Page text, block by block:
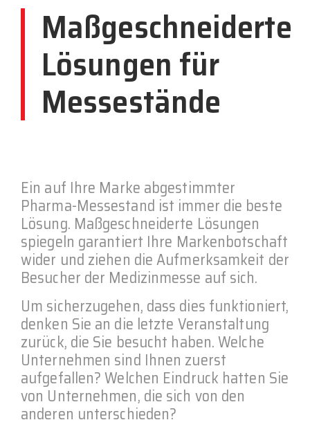
Maßgeschneiderte
Lösungen für
Messestände
Ein auf Ihre Marke abgestimmter
Pharma-Messestand ist immer die beste
Lösung. Maßgeschneiderte Lösungen
spiegeln garantiert Ihre Markenbotschaft
wider und ziehen die Aufmerksamkeit der
Besucher der Medizinmesse auf sich.
Um sicherzugehen, dass dies funktioniert,
denken Sie an die letzte Veranstaltung
zurück, die Sie besucht haben. Welche
Unternehmen sind Ihnen zuerst
aufgefallen? Welchen Eindruck hatten Sie
von Unternehmen, die sich von den
anderen unterschieden?